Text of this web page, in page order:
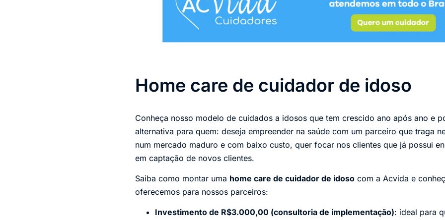
Home care de cuidador de idoso
Conheça nosso modelo de cuidados a idosos que tem crescido ano após ano e
alternativa para quem: deseja empreender na saúde com um parceiro que traga
num mercado maduro e com baixo custo, quer focar nos clientes que já possui
em captação de novos clientes.
Saiba como montar uma home care de cuidador de idoso com a Acvida e
oferecemos para nossos parceiros:
Investimento de R$3.000,00 (consultoria de implementação): ideal para